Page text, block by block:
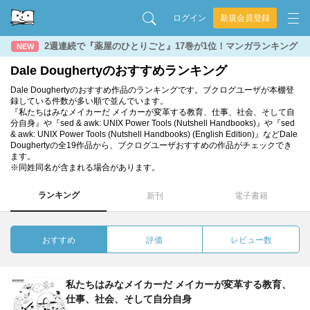
ログイン 新規会員登録
NEW 2週連続で『薬屋のひとりごと』17巻が1位！マンガランキング
Dale Doughertyのおすすめランキング
Dale Doughertyのおすすめ作品のランキングです。ブクログユーザが本棚登
録している件数が多い順で並んでいます。
『私たちはみなメイカーだ メイカーが変革する教育、仕事、社会、そして自
分自身』や『sed & awk: UNIX Power Tools (Nutshell Handbooks)』や『sed
& awk: UNIX Power Tools (Nutshell Handbooks) (English Edition)』などDale
Doughertyの全19作品から、ブクログユーザおすすめの作品がチェックでき
ます。
※同姓同名が含まれる場合があります。
ランキング 新刊 電子書籍
おすすめ 評価 レビュー数
私たちはみなメイカーだ メイカーが変革する教育、
仕事、社会、そして自分自身